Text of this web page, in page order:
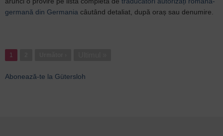
germană din Germania câutând detaliat, după oraș sau denumire.
Paginație
1
Abonează-te la Gütersloh